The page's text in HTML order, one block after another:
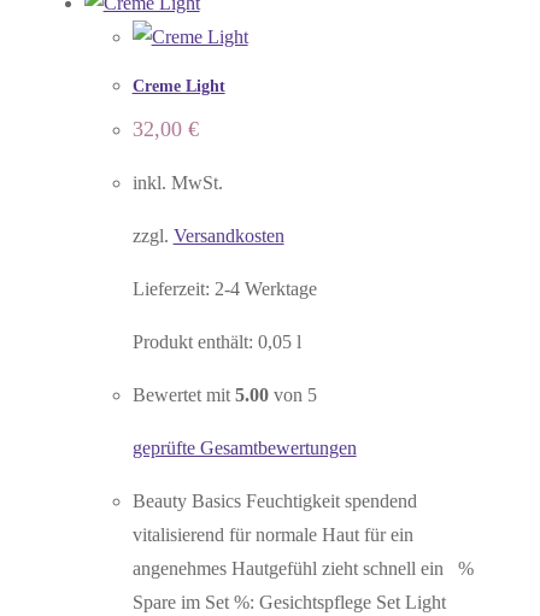
Creme Light
32,00 €
inkl. MwSt.
zzgl. Versandkosten
Lieferzeit: 2-4 Werktage
Produkt enthält: 0,05 l
Bewertet mit 5.00von 5
geprüfte Gesamtbewertungen
Beauty Basics Feuchtigkeit spendend
vitalisierend für normale Haut für ein
angenehmes Hautgefühl zieht schnell ein %
Spare im Set %: Gesichtspflege Set Light